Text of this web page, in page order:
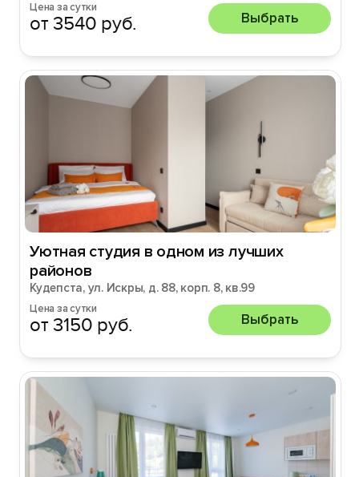
Цена за сутки
от 3540 руб. Выбрать
Уютная студия в одном из лучших
районов
Кудепста, ул. Искры, д. 88, корп. 8, кв.99
Цена за сутки
от 3150 руб. Выбрать